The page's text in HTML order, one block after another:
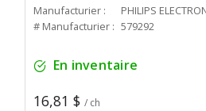
Manufacturier :
PHILIPS
# Manufacturier : 579292
En inventaire
16,81 $ / ch